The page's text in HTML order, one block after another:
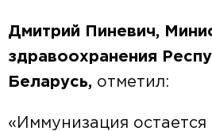
Дмитрий Пиневич,
здравоохранения
Беларусь, отметил:
«Иммунизация